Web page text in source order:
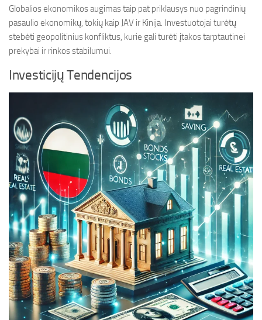
Globalios ekonomikos augimas taip pat priklausys nuo pagrindinių
pasaulio ekonomikų, tokių kaip JAV ir Kinija. Investuotojai turėtų
stebėti geopolitinius konfliktus, kurie gali turėti įtakos tarptautinei
prekybai ir rinkos stabilumui.
Investicijų Tendencijos